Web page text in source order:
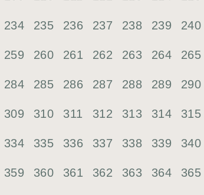
234 235 236 237 238 239 240
259 260 261 262 263 264 265
284 285 286 287 288 289 290
309 310 311 312 313 314 315
334 335 336 337 338 339 340
359 360 361 362 363 364 365